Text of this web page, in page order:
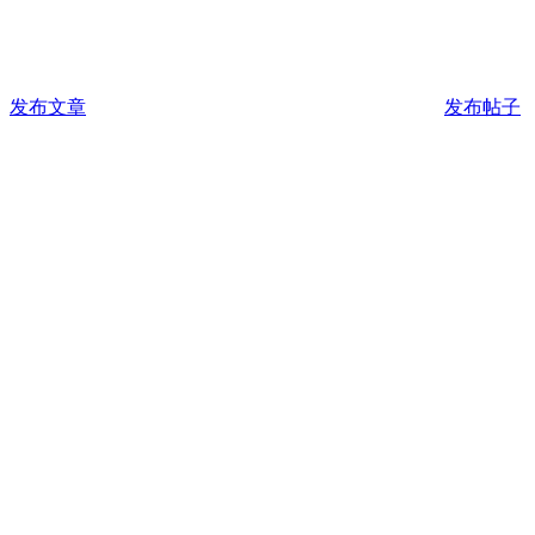
发布文章 发布帖子